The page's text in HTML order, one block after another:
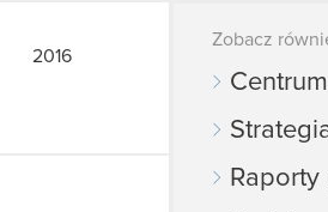
2016
Zobacz
Raporty